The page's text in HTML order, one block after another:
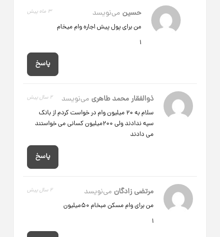
حسین می‌نویسد 3 ماه پیش
من برای پول پیش اجاره وام میخام
1
پاسخ
ذوالفقار محمد طاهری می‌نویسد 2 سال پیش
سلام به ۲۰ میلیون وام در خواست کردم از بانک
سپه ندادند ولی ۲۰۰میلیون کسانی می خواستند
می دادند
پاسخ
مرتضی زادگان می‌نویسد 2 سال پیش
من برای وام مسکن مبخام 50میلیون
1